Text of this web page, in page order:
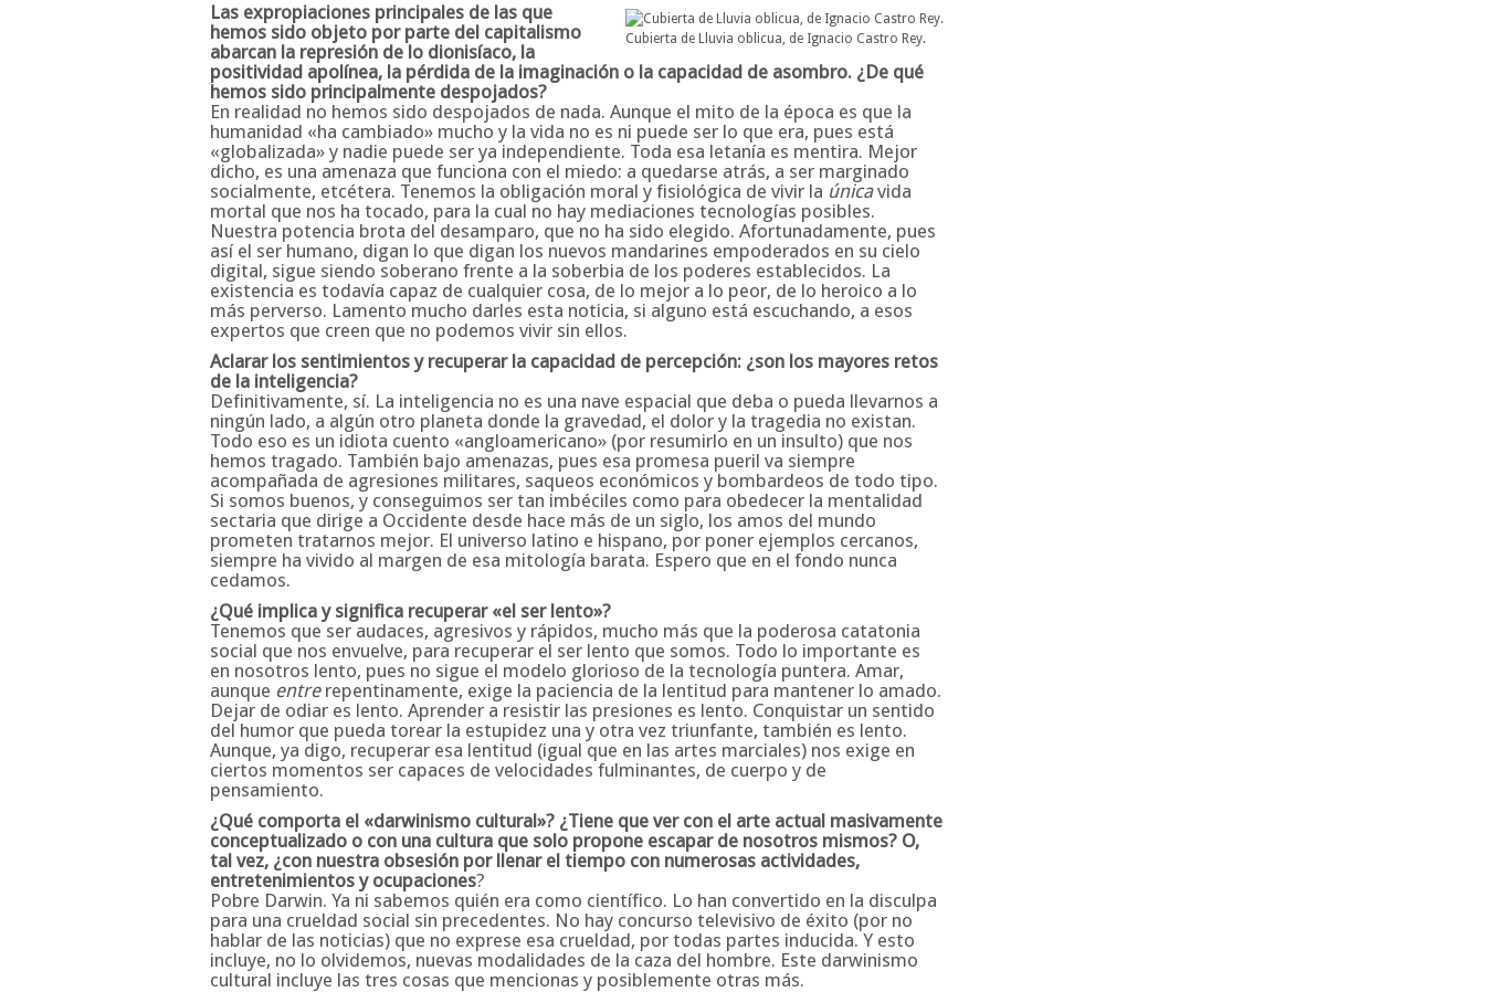
Cubierta de Lluvia oblicua, de Ignacio Castro Rey.
Las expropiaciones principales de las que
hemos sido objeto por parte del capitalismo
abarcan la represión de lo dionisíaco, la
positividad apolínea, la pérdida de la imaginación o la capacidad de asombro. ¿De qué
hemos sido principalmente despojados?
En realidad no hemos sido despojados de nada. Aunque el mito de la época es que la
humanidad «ha cambiado» mucho y la vida no es ni puede ser lo que era, pues está
«globalizada» y nadie puede ser ya independiente. Toda esa letanía es mentira. Mejor
dicho, es una amenaza que funciona con el miedo: a quedarse atrás, a ser marginado
socialmente, etcétera. Tenemos la obligación moral y fisiológica de vivir la únicavida
mortal que nos ha tocado, para la cual no hay mediaciones tecnologías posibles.
Nuestra potencia brota del desamparo, que no ha sido elegido. Afortunadamente, pues
así el ser humano, digan lo que digan los nuevos mandarines empoderados en su cielo
digital, sigue siendo soberano frente a la soberbia de los poderes establecidos. La
existencia es todavía capaz de cualquier cosa, de lo mejor a lo peor, de lo heroico a lo
más perverso. Lamento mucho darles esta noticia, si alguno está escuchando, a esos
expertos que creen que no podemos vivir sin ellos.
Aclarar los sentimientos y recuperar la capacidad de percepción: ¿son los mayores retos
de la inteligencia?
Definitivamente, sí. La inteligencia no es una nave espacial que deba o pueda llevarnos a
ningún lado, a algún otro planeta donde la gravedad, el dolor y la tragedia no existan.
Todo eso es un idiota cuento «angloamericano» (por resumirlo en un insulto) que nos
hemos tragado. También bajo amenazas, pues esa promesa pueril va siempre
acompañada de agresiones militares, saqueos económicos y bombardeos de todo tipo.
Si somos buenos, y conseguimos ser tan imbéciles como para obedecer la mentalidad
sectaria que dirige a Occidente desde hace más de un siglo, los amos del mundo
prometen tratarnos mejor. El universo latino e hispano, por poner ejemplos cercanos,
siempre ha vivido al margen de esa mitología barata. Espero que en el fondo nunca
cedamos.
¿Qué implica y significa recuperar «el ser lento»?
Tenemos que ser audaces, agresivos y rápidos, mucho más que la poderosa catatonia
social que nos envuelve, para recuperar el ser lento que somos. Todo lo importante es
en nosotros lento, pues no sigue el modelo glorioso de la tecnología puntera. Amar,
aunque entrerepentinamente, exige la paciencia de la lentitud para mantener lo amado.
Dejar de odiar es lento. Aprender a resistir las presiones es lento. Conquistar un sentido
del humor que pueda torear la estupidez una y otra vez triunfante, también es lento.
Aunque, ya digo, recuperar esa lentitud (igual que en las artes marciales) nos exige en
ciertos momentos ser capaces de velocidades fulminantes, de cuerpo y de
pensamiento.
¿Qué comporta el «darwinismo cultural»? ¿Tiene que ver con el arte actual masivamente
conceptualizado o con una cultura que solo propone escapar de nosotros mismos? O,
tal vez, ¿con nuestra obsesión por llenar el tiempo con numerosas actividades,
entretenimientos y ocupaciones?
Pobre Darwin. Ya ni sabemos quién era como científico. Lo han convertido en la disculpa
para una crueldad social sin precedentes. No hay concurso televisivo de éxito (por no
hablar de las noticias) que no exprese esa crueldad, por todas partes inducida. Y esto
incluye, no lo olvidemos, nuevas modalidades de la caza del hombre. Este darwinismo
cultural incluye las tres cosas que mencionas y posiblemente otras más.